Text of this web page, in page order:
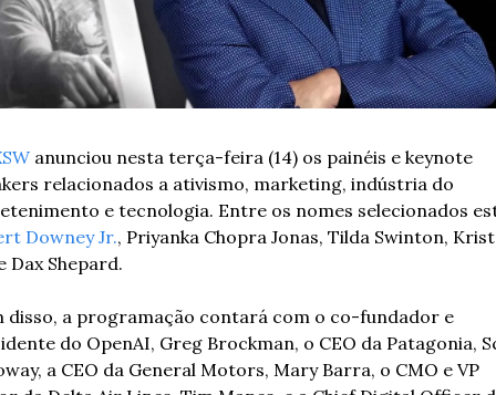
anunciou nesta terça-feira (14) os painéis e keynote
relacionados a ativismo, marketing, indústria do
Downey Jr., Priyanka Chopra Jonas, Tilda Swinton,
Dax Shepard.
disso, a programação contará com o co-fundador e
do OpenAI, Greg Brockman, o CEO da Patagonia,
a CEO da General Motors, Mary Barra, o CMO e VP